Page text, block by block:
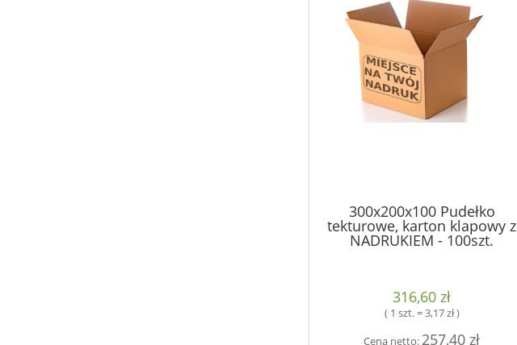
300x200x100 Pudełko
tekturowe, karton klapowy z
NADRUKIEM - 100szt.
316,60 zł
( 1 szt. = 3,17 zł )
Cena netto: 257,40 zł